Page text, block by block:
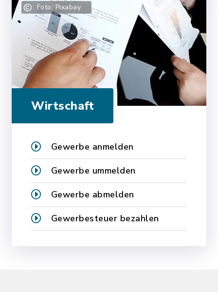
Foto: Pixabay
Wirtschaft
Gewerbe anmelden
Gewerbe ummelden
Gewerbe abmelden
Gewerbesteuer bezahlen